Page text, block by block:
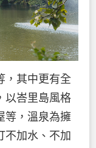
，其中更有全
以峇里島風格
等，溫泉為擁
不加水、不加